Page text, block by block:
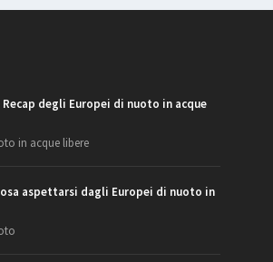
degli Europei di nuoto in acque
in acque libere
aspettarsi dagli Europei di nuoto in